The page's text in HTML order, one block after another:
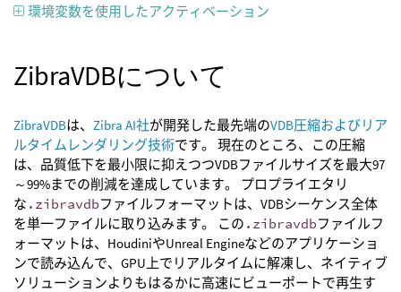
環境変数を使用したアクティベーション
ZibraVDBについて
ZibraVDBは、 Zibra AI社が開発した最先端のVDB圧縮およびリア
ルタイムレンダリング技術です。 現在のところ、この圧縮
は、品質低下を最小限に抑えつつVDBファイルサイズを最大97
～99%までの削減を達成しています。 プロプライエタリ
な .zibravdbファイルフォーマットは、VDBシーケンス全体
を単一ファイルに取り込みます。 この .zibravdbファイルフ
ォーマットは、HoudiniやUnreal Engineなどのアプリケーショ
ンで読み込んで、GPU上でリアルタイムに解凍し、ネイティブ
ソリューションよりもはるかに高速にビューポートで再生す